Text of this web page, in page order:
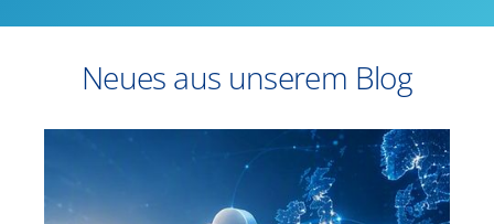
Neues aus unserem Blog